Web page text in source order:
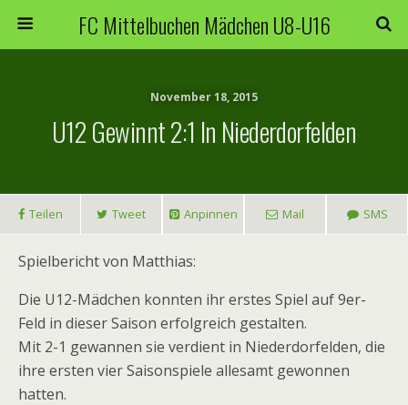
FC Mittelbuchen Mädchen U8-U16
November 18, 2015
U12 Gewinnt 2:1 In Niederdorfelden
Teilen Tweet Anpinnen Mail SMS
Spielbericht von Matthias:
Die U12-Mädchen konnten ihr erstes Spiel auf 9er-
Feld in dieser Saison erfolgreich gestalten.
Mit 2-1 gewannen sie verdient in Niederdorfelden, die
ihre ersten vier Saisonspiele allesamt gewonnen
hatten.